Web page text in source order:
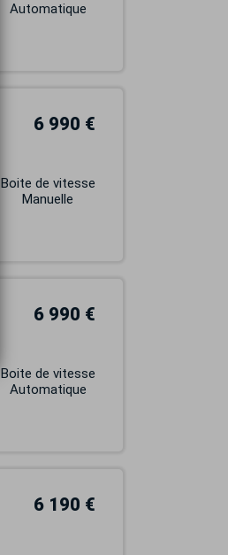
Automatique
6 990 €
Boite de vitesse
Manuelle
6 990 €
Boite de vitesse
Automatique
6 190 €